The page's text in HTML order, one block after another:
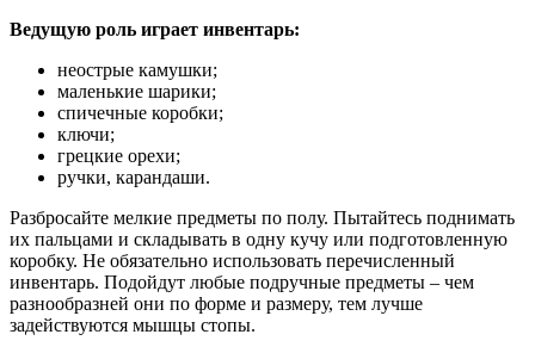
Ведущую роль играет инвентарь:
неострые камушки;
маленькие шарики;
спичечные коробки;
ключи;
грецкие орехи;
ручки, карандаши.
Разбросайте мелкие предметы по полу. Пытайтесь поднимать
их пальцами и складывать в одну кучу или подготовленную
коробку. Не обязательно использовать перечисленный
инвентарь. Подойдут любые подручные предметы – чем
разнообразней они по форме и размеру, тем лучше
задействуются мышцы стопы.